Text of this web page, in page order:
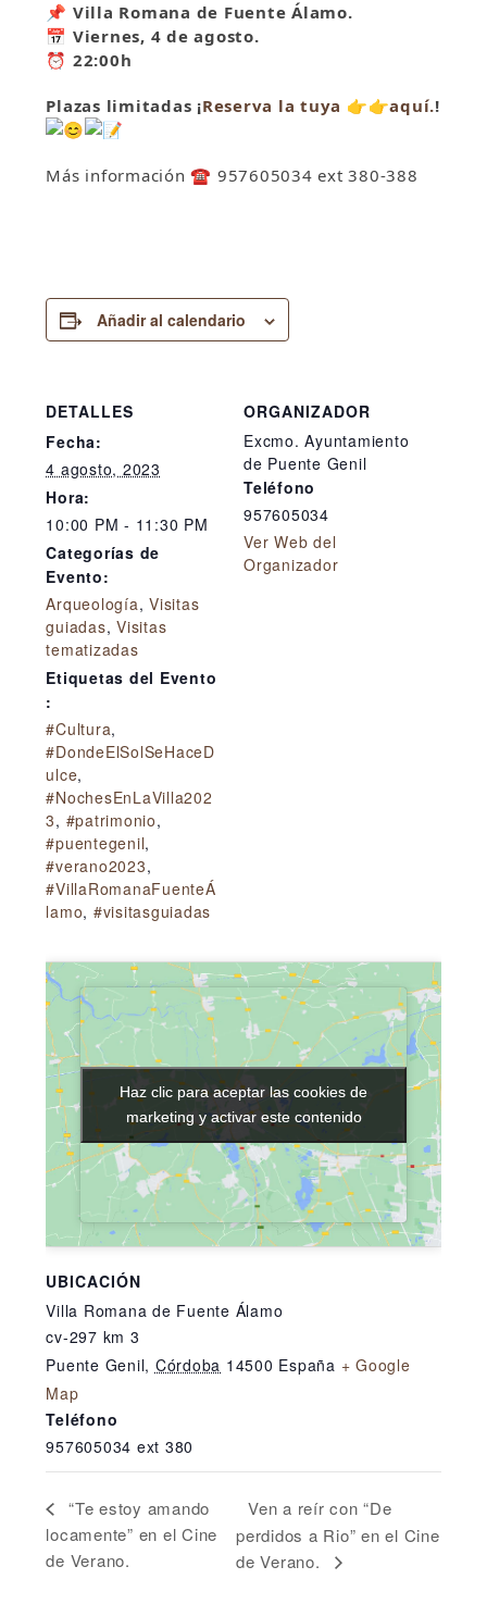
📌 Villa Romana de Fuente Álamo.
📅 Viernes, 4 de agosto.
⏰ 22:00h
Plazas limitadas ¡Reserva la tuya 👉👉aquí.!
Más información☎️ 957605034 ext 380-388
Añadir al calendario
DETALLES
Fecha:
4 agosto, 2023
Hora:
10:00 PM - 11:30 PM
Categorías de
Evento:
Arqueología,Visitas
guiadas,Visitas
tematizadas
Etiquetas del Evento
:
#Cultura,
#DondeElSolSeHaceD
ulce,
#NochesEnLaVilla202
3, #patrimonio,
#puentegenil,
#verano2023,
#VillaRomanaFuenteÁ
lamo, #visitasguiadas
ORGANIZADOR
Excmo. Ayuntamiento
de Puente Genil
Teléfono
957605034
Ver Web del
Organizador
UBICACIÓN
Villa Romana de Fuente Álamo
cv-297 km 3
Puente Genil, Córdoba 14500 España + Google
Map
Teléfono
957605034 ext 380
Haz clic para aceptar las cookies de
marketing y activar este contenido
Haz clic para aceptar las cookies de
marketing y activar este contenido
“Te estoy amando
locamente” en el Cine
de Verano.
Ven a reír con “De
perdidos a Rio” en el Cine
de Verano.